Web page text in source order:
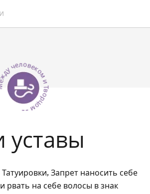
и Творцом --
Запрет наносить себе
рвать на себе волосы в знак